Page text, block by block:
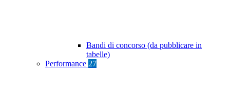
Bandi di concorso (da pubblicare in
tabelle)
Performance 27